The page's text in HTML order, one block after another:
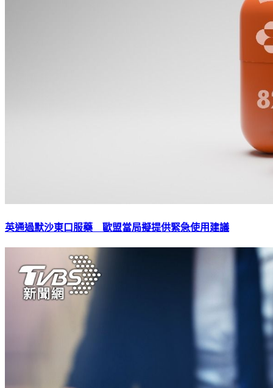
英通過默沙東口服藥 歐盟當局擬提供緊急使用建議